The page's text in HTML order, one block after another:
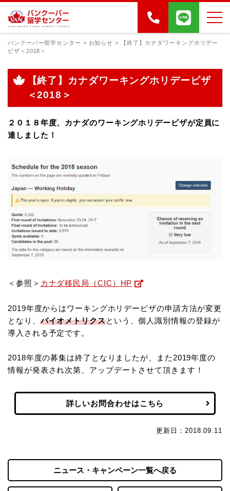
バンクーバー留学センター > お知らせ >
【終了】カナダワーキングホリデー
ビザ＜2018＞
【終了】カナダワーキングホリデービザ
＜2018＞
２０１８年度、カナダのワーキングホリデービザが定員に
達しました！
＜参照＞ カナダ移民局（CIC）HP
2019年度からはワーキングホリデービザの申請方法が変更
となり、バイオメトリクスという、個人識別情報の登録が
導入される予定です。
2018年度の募集は終了となりましたが、また2019年度の
情報が発表され次第、アップデートさせて頂きます！
詳しいお問合わせはこちら
更新日：2018.09.11
ニュース・キャンペーン一覧へ戻る